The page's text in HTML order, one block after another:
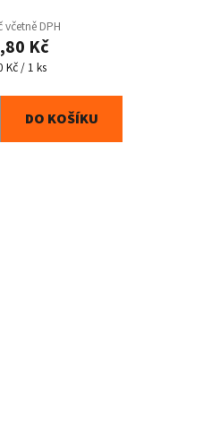
včetně DPH
Kč
Kč / 1 ks
DO KOŠÍKU